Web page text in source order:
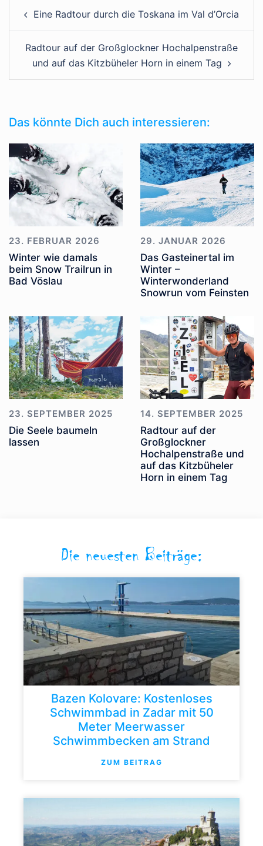
Eine Radtour durch die Toskana im Val d’Orcia
Radtour auf der Großglockner Hochalpenstraße
und auf das Kitzbüheler Horn in einem Tag
Das könnte Dich auch interessieren:
23. FEBRUAR 2026
Winter wie damals
beim Snow Trailrun in
Bad Vöslau
29. JANUAR 2026
Das Gasteinertal im
Winter –
Winterwonderland
Snowrun vom Feinsten
23. SEPTEMBER 2025
Die Seele baumeln
lassen
14. SEPTEMBER 2025
Radtour auf der
Großglockner
Hochalpenstraße und
auf das Kitzbüheler
Horn in einem Tag
Die neuesten Beiträge:
Bazen Kolovare: Kostenloses
Schwimmbad in Zadar mit 50
Meter Meerwasser
Schwimmbecken am Strand
ZUM BEITRAG